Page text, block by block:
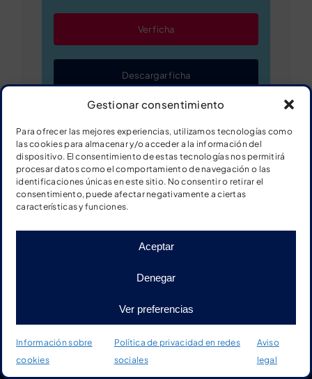
Gestionar consentimiento
Para ofrecer las mejores experiencias, utilizamos tecnologías como
las cookies para almacenar y/o acceder a la información del
dispositivo. El consentimiento de estas tecnologías nos permitirá
procesar datos como el comportamiento de navegación o las
identificaciones únicas en este sitio. No consentir o retirar el
consentimiento, puede afectar negativamente a ciertas
características y funciones.
Aceptar
Denegar
Ver preferencias
Información sobre
cookies
Política de privacidad en redes
sociales
Aviso
legal
Ver ficha
Descargar ficha
Series numéricas del 0 al 10